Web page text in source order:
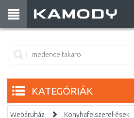
KATEGÓRIÁK
Webáruház
Konyhafelszerel-ések